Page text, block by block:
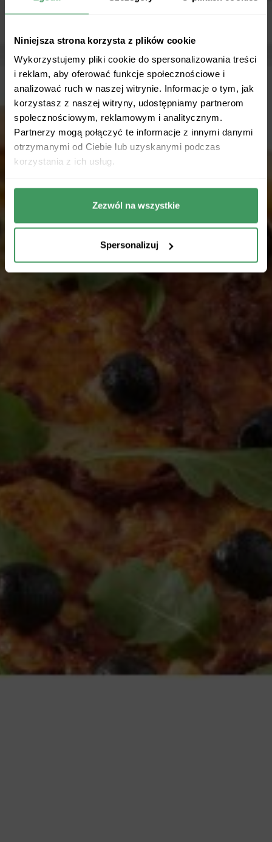
Niniejsza strona korzysta z plików cookie
Wykorzystujemy pliki cookie do spersonalizowania treści
i reklam, aby oferować funkcje społecznościowe i
analizować ruch w naszej witrynie. Informacje o tym, jak
korzystasz z naszej witryny, udostępniamy partnerom
społecznościowym, reklamowym i analitycznym.
Partnerzy mogą połączyć te informacje z innymi danymi
otrzymanymi od Ciebie lub uzyskanymi podczas
korzystania z ich usług.
Zezwól na wszystkie
Spersonalizuj